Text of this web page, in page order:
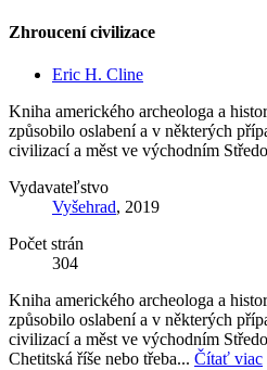
Zhroucení civilizace
Eric H. Cline
Kniha amerického archeologa a
způsobilo oslabení a v některých
civilizací a měst ve východním
Vydavateľstvo
Vyšehrad, 2019
Počet strán
304
Kniha amerického archeologa a
způsobilo oslabení a v některých
civilizací a měst ve východním
Chetitská říše nebo třeba... Čítať viac